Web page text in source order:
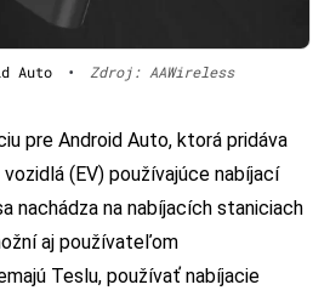
Auto • Zdroj: AAWireless
pre Android Auto, ktorá pridáva
(EV) používajúce nabíjací
nachádza na nabíjacích staniciach
aj používateľom
Teslu, používať nabíjacie